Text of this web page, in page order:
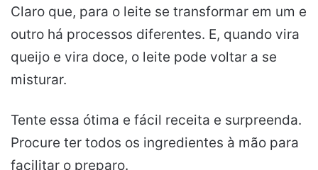
Claro que, para o leite se transformar em um e
outro há processos diferentes. E, quando vira
queijo e vira doce, o leite pode voltar a se
misturar.
Tente essa ótima e fácil receita e surpreenda.
Procure ter todos os ingredientes à mão para
facilitar o preparo.